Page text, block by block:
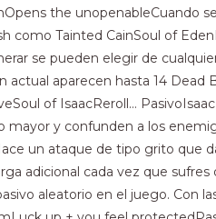
the unopenableCuando
como Tainted CainSoul of
se pueden elegir de
aparecen hasta 14 Dead
of IsaacReroll…
y confunden a los
un ataque de tipo grito que
adicional cada vez que
aleatorio en el juego. Con